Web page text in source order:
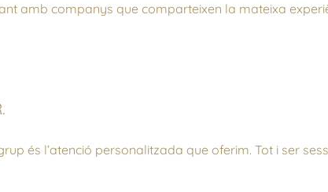
amb companys que comparteixen la mateixa
és l’atenció personalitzada que oferim. Tot i ser